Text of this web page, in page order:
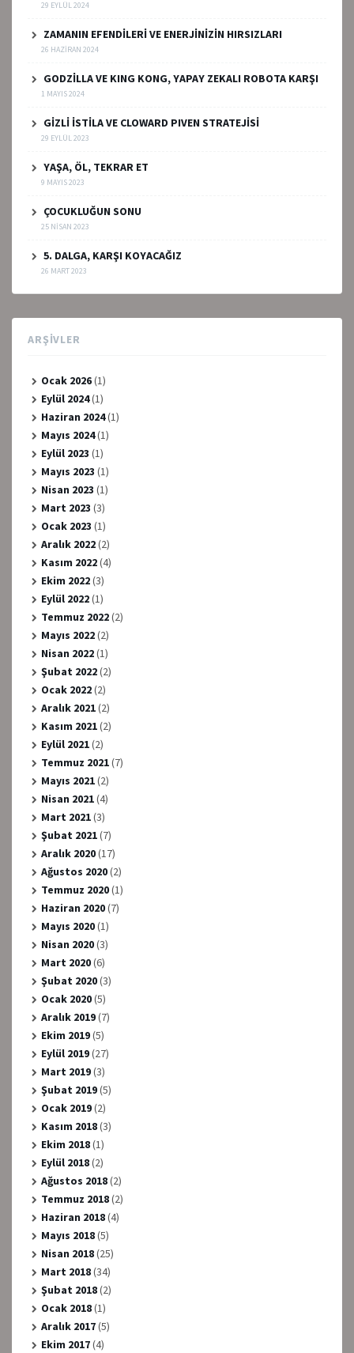
29 EYLÜL 2024
ZAMANIN EFENDİLERİ VE ENERJİNİZİN HIRSIZLARI
26 HAZIRAN 2024
GODZİLLA VE KING KONG, YAPAY ZEKALI ROBOTA KARŞI
1 MAYIS 2024
GİZLİ İSTİLA VE CLOWARD PIVEN STRATEJİSİ
29 EYLÜL 2023
YAŞA, ÖL, TEKRAR ET
9 MAYIS 2023
ÇOCUKLUĞUN SONU
25 NISAN 2023
5. DALGA, KARŞI KOYACAĞIZ
26 MART 2023
ARŞIVLER
Ocak 2026(1)
Eylül 2024(1)
Haziran 2024(1)
Mayıs 2024(1)
Eylül 2023 (1)
Mayıs 2023 (1)
Nisan 2023 (1)
Mart 2023 (3)
Ocak 2023 (1)
Aralık 2022(2)
Kasım 2022(4)
Ekim 2022(3)
Eylül 2022(1)
Temmuz 2022(2)
Mayıs 2022(2)
Nisan 2022(1)
Şubat 2022(2)
Ocak 2022(2)
Aralık 2021(2)
Kasım 2021(2)
Eylül 2021(2)
Temmuz 2021(7)
Mayıs 2021(2)
Nisan 2021(4)
Mart 2021(3)
Şubat 2021(7)
Aralık 2020(17)
Ağustos 2020(2)
Temmuz 2020(1)
Haziran 2020(7)
Mayıs 2020(1)
Nisan 2020(3)
Mart 2020(6)
Şubat 2020(3)
Ocak 2020(5)
Aralık 2019(7)
Ekim 2019(5)
Eylül 2019(27)
Mart 2019(3)
Şubat 2019(5)
Ocak 2019(2)
Kasım 2018(3)
Ekim 2018(1)
Eylül 2018(2)
Ağustos 2018(2)
Temmuz 2018(2)
Haziran 2018(4)
Mayıs 2018(5)
Nisan 2018(25)
Mart 2018(34)
Şubat 2018(2)
Ocak 2018(1)
Aralık 2017(5)
Ekim 2017(4)